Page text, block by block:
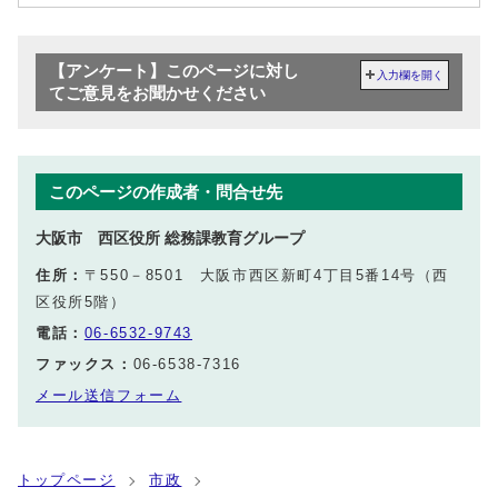
【アンケート】このページに対し
てご意見をお聞かせください
入力欄を開く
このページの作成者・問合せ先
大阪市 西区役所 総務課教育グループ
住所： 〒550－8501 大阪市西区新町4丁目5番14号（西
区役所5階）
電話： 06‐6532-9743
ファックス： 06-6538-7316
メール送信フォーム
トップページ
市政